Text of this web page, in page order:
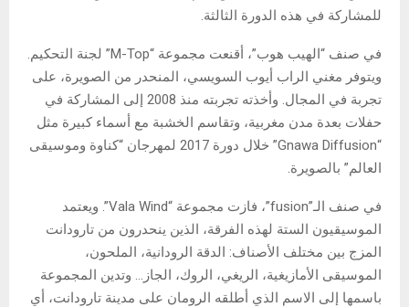
للمشاركة في هذه الدورة الثالثة.
في صنف “الهيب هوب”، أقنعت مجموعة “M-Top” لجنة التحكيم.
ويتوفر مغني الراب أيوب السويسي، المنحدر من الصويرة، على
تجربة في المجال. وأخذته تجربته منذ 2008 إلى المشاركة في
حفلات بعدة مدن مغربية، وتقاسم الخشبة مع أسماء كبيرة مثل
“Gnawa Diffusion” خلال دورة 2017 لمهرجان “كناوة وموسيقى
العالم” بالصويرة.
في صنف الـ”fusion”، فازت مجموعة “Vala Wind”. ويعتمد
الموسيقيون الستة لهذه الفرقة، الذين ينحدرون من تارودانت
المزج بين مختلف الأصناف: الدقة الرودانية، الملحون،
الموسيقى الأمازيغية، الريغي، الروك، الجاز… وتدين المجموعة
باسمها إلى الاسم الذي أطلقه الرومان على مدينة تارودانت، أي